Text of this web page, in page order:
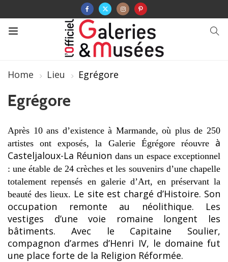
Home Lieu Egrégore
Egrégore
Après 10 ans d’existence à Marmande, où plus de 250
artistes ont exposés, la Galerie Égrégore réouvre à
Casteljaloux-La Réunion dans un espace exceptionnel
: une étable de 24 crèches et les souvenirs d’une chapelle
totalement repensés en galerie d’Art, en préservant la
beauté des lieux. Le site est chargé d’Histoire. Son
occupation remonte au néolithique. Les
vestiges d’une voie romaine longent les
bâtiments. Avec le Capitaine Soulier,
compagnon d’armes d’Henri IV, le domaine fut
une place forte de la Religion Réformée.